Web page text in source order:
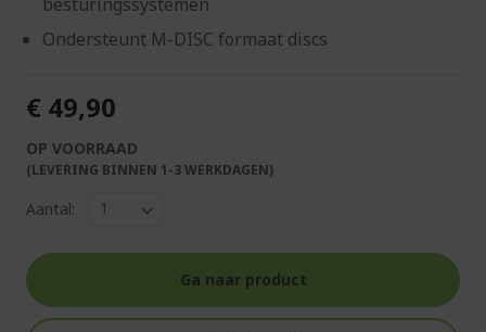
Ondersteunt M-DISC formaat discs
€ 49,90
OP VOORRAAD
(LEVERING BINNEN 1-3 WERKDAGEN)
Aantal:
Ga naar product